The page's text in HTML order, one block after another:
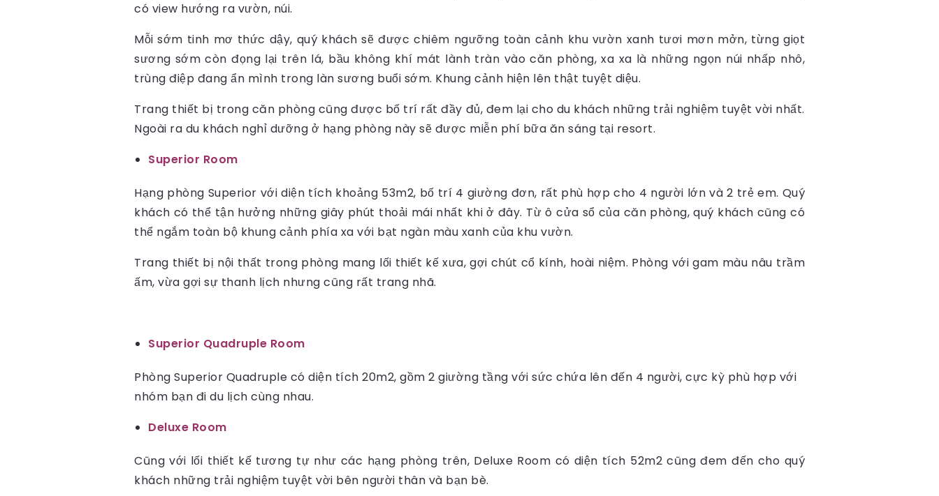
có view hướng ra vườn, núi.
Mỗi sớm tinh mơ thức dậy, quý khách sẽ được chiêm ngưỡng toàn cảnh khu vườn xanh tươi mơn mởn, từng giọt
sương sớm còn đọng lại trên lá, bầu không khí mát lành tràn vào căn phòng, xa xa là những ngọn núi nhấp nhô,
trùng điệp đang ẩn mình trong làn sương buổi sớm. Khung cảnh hiện lên thật tuyệt diệu.
Trang thiết bị trong căn phòng cũng được bố trí rất đầy đủ, đem lại cho du khách những trải nghiệm tuyệt vời nhất.
Ngoài ra du khách nghỉ dưỡng ở hạng phòng này sẽ được miễn phí bữa ăn sáng tại resort.
Superior Room
Hạng phòng Superior với diện tích khoảng 53m2, bố trí 4 giường đơn, rất phù hợp cho 4 người lớn và 2 trẻ em. Quý
khách có thể tận hưởng những giây phút thoải mái nhất khi ở đây. Từ ô cửa sổ của căn phòng, quý khách cũng có
thể ngắm toàn bộ khung cảnh phía xa với bạt ngàn màu xanh của khu vườn.
Trang thiết bị nội thất trong phòng mang lối thiết kế xưa, gợi chút cổ kính, hoài niệm. Phòng với gam màu nâu trầm
ấm, vừa gợi sự thanh lịch nhưng cũng rất trang nhã.
Superior Quadruple Room
Phòng Superior Quadruple có diện tích 20m2, gồm 2 giường tầng với sức chứa lên đến 4 người, cực kỳ phù hợp với
nhóm bạn đi du lịch cùng nhau.
Deluxe Room
Cũng với lối thiết kế tương tự như các hạng phòng trên, Deluxe Room có diện tích 52m2 cũng đem đến cho quý
khách những trải nghiệm tuyệt vời bên người thân và bạn bè.